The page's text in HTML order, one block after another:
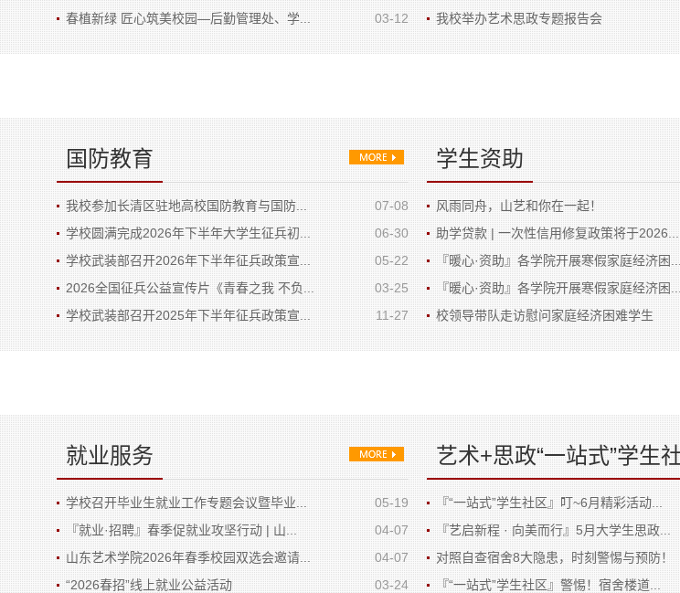
03-12
春植新绿 匠心筑美校园—后勤管理处、学... 我校举办艺术思政专题报告会
国防教育
07-08
我校参加长清区驻地高校国防教育与国防...
06-30
学校圆满完成2026年下半年大学生征兵初...
05-22
学校武装部召开2026年下半年征兵政策宣...
03-25
2026全国征兵公益宣传片《青春之我 不负...
11-27
学校武装部召开2025年下半年征兵政策宣...
学生资助
风雨同舟，山艺和你在一起！
助学贷款 | 一次性信用修复政策将于2026...
『暖心·资助』各学院开展寒假家庭经济困...
『暖心·资助』各学院开展寒假家庭经济困...
校领导带队走访慰问家庭经济困难学生
就业服务
05-19
学校召开毕业生就业工作专题会议暨毕业...
04-07
『就业·招聘』春季促就业攻坚行动 | 山...
04-07
山东艺术学院2026年春季校园双选会邀请...
03-24
“2026春招”线上就业公益活动
艺术+思政“一站式”学生
『“一站式”学生社区』叮~6月精彩活动...
『艺启新程 · 向美而行』5月大学生思政...
对照自查宿舍8大隐患，时刻警惕与预防！
『“一站式”学生社区』警惕！宿舍楼道...